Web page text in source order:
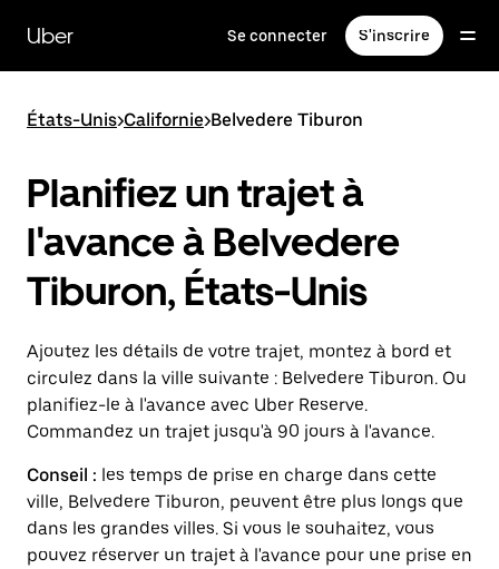
contenu
principal
Uber Se connecter S'inscrire
États-Unis>Californie>Belvedere Tiburon
Planifiez un trajet à
l'avance à Belvedere
Tiburon, États-Unis
Ajoutez les détails de votre trajet, montez à bord et
circulez dans la ville suivante : Belvedere Tiburon. Ou
planifiez-le à l'avance avec Uber Reserve.
Commandez un trajet jusqu'à 90 jours à l'avance.
Conseil : les temps de prise en charge dans cette
ville, Belvedere Tiburon, peuvent être plus longs que
dans les grandes villes. Si vous le souhaitez, vous
pouvez réserver un trajet à l'avance pour une prise en